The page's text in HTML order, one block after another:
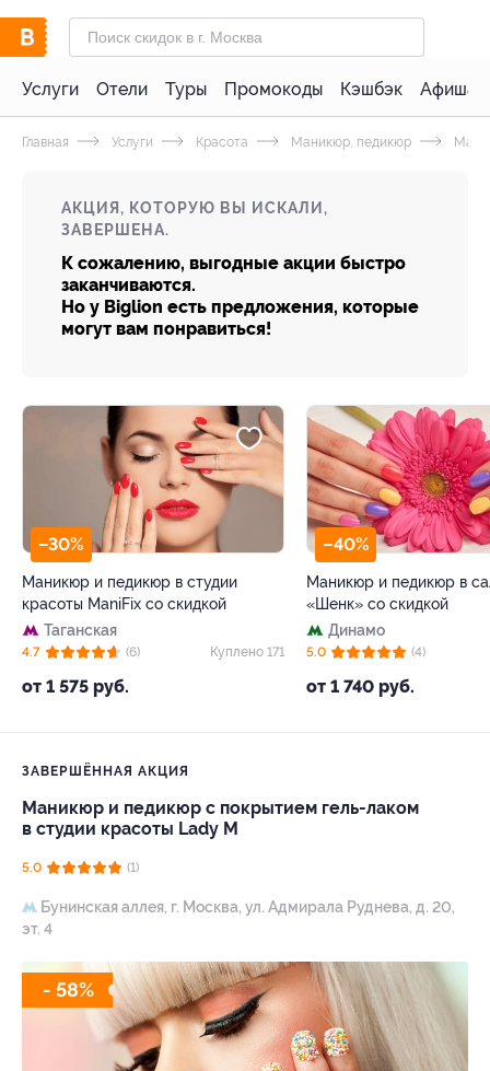
Услуги Отели Туры Промокоды Кэшбэк Афиша
Главная Услуги Красота Маникюр, педикюр
АКЦИЯ, КОТОРУЮ ВЫ ИСКАЛИ,
ЗАВЕРШЕНА.
К сожалению, выгодные акции быстро
заканчиваются.
Но у Biglion есть предложения, которые
могут вам понравиться!
–30%
Маникюр и педикюр в студии
красоты ManiFix со скидкой
Таганская
от 1 575 руб.
4.7 (6) Куплено 171
–40%
Маникюр и педикюр в
«Шенк» со скидкой
Динамо
от 1 740 руб.
5.0 (4)
ЗАВЕРШЁННАЯ АКЦИЯ
Маникюр и педикюр с покрытием гель-лаком
в студии красоты Lady M
5.0 (1)
Бунинская аллея, г. Москва, ул. Адмирала Руднева, д. 20,
эт. 4
- 58%